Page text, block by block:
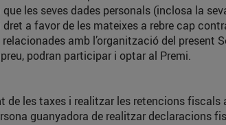
les seves dades personals (inclosa la
a favor de les mateixes a rebre cap
amb l’organització del
podran participar i optar al Premi.
de les taxes i realitzar les retencions
guanyadora de realitzar declaracions